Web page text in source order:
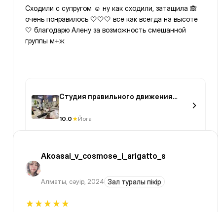
Сходили с супругом ☺️ ну как сходили, затащила 🙈
очень понравилось 🤍🤍🤍 все как всегда на высоте
🤍 благодарю Алену за возможность смешанной
группы м+ж
Студия правильного движения
10.0 Йога
Akoasai_v_cosmose_i_arigatto_s
Алматы, сәуір, 2024 Зал туралы пікір